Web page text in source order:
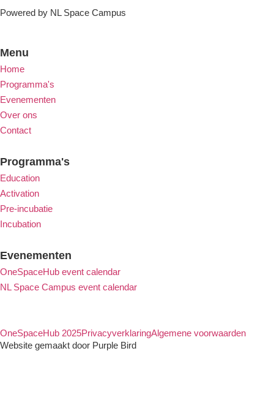
Powered by NL Space Campus
Menu
Home
Programma's
Evenementen
Over ons
Contact
Programma's
Education
Activation
Pre-incubatie
Incubation
Evenementen
OneSpaceHub event calendar
NL Space Campus event calendar
OneSpaceHub 2025PrivacyverklaringAlgemene voorwaarden
Website gemaakt door Purple Bird